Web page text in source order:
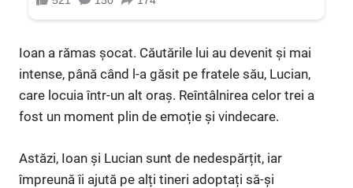
Ioan a rămas șocat. Căutările lui au devenit și mai
intense, până când l-a găsit pe fratele său, Lucian,
care locuia într-un alt oraș. Reîntâlnirea celor trei a
fost un moment plin de emoție și vindecare.
Astăzi, Ioan și Lucian sunt de nedespărțit, iar
împreună îi ajută pe alți tineri adoptați să-și